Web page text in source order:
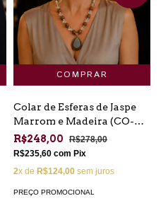
Colar de Esferas de Jaspe
Marrom e Madeira (CO-
MA-12)
R$248,00
R$278,00
R$235,60 com Pix
2x de R$124,00 sem juros
PREÇO PROMOCIONAL